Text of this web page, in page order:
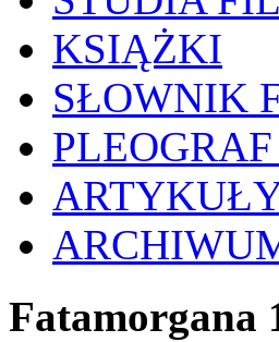
KSIĄŻKI
SŁOWNIK
Fatamorgana